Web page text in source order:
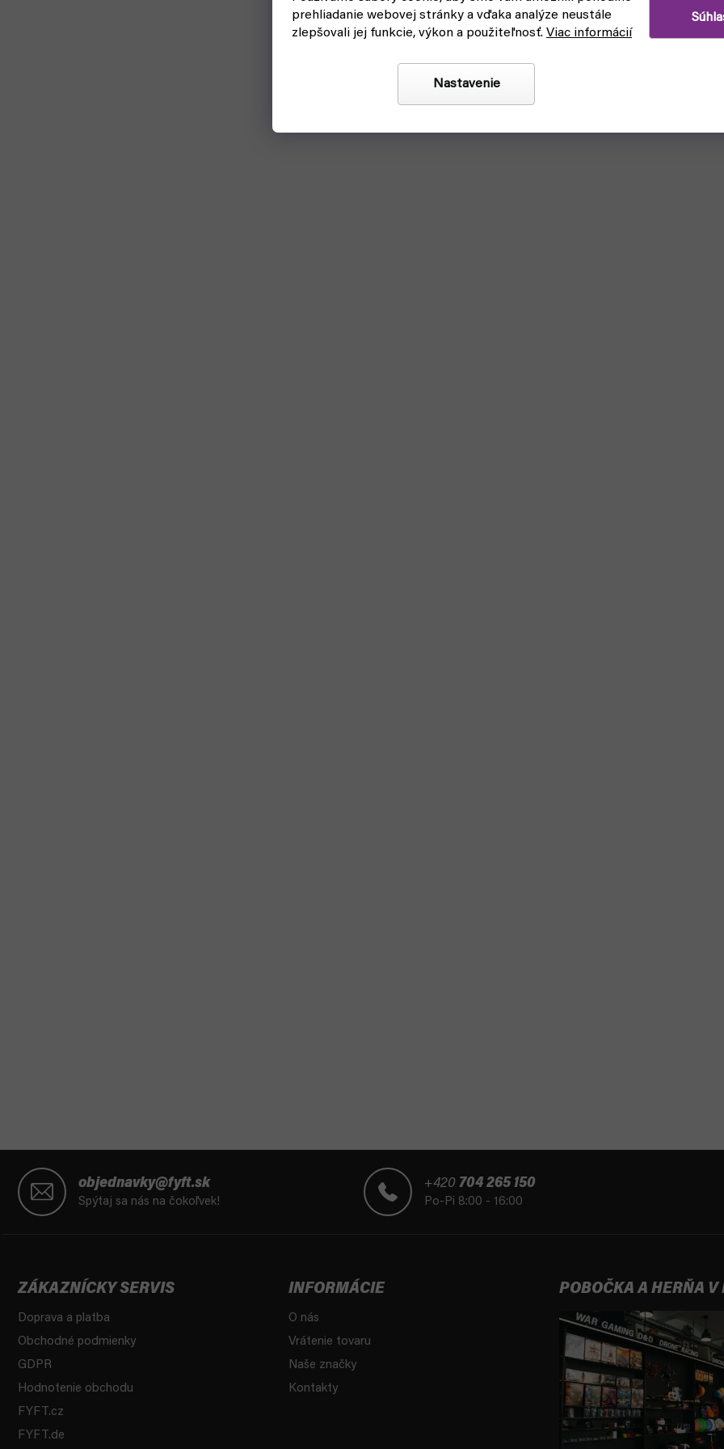
prehliadanie webovej stránky a vďaka analýze neustále
zlepšovali jej funkcie, výkon a použiteľnosť. Viac informácií
Nastavenie
objednavky@fyft.sk
Spýtaj sa nás na čokoľvek!
+420 704 265 150
Po-Pi 8:00 - 16:00
ZÁKAZNÍCKY SERVIS
Doprava a platba
Obchodné podmienky
GDPR
Hodnotenie obchodu
FYFT.cz
FYFT.de
INFORMÁCIE
O nás
Vrátenie tovaru
Naše značky
Kontakty
POBOČKA A HERŇA V